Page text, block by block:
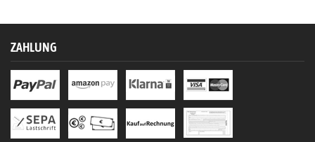
ZAHLUNG